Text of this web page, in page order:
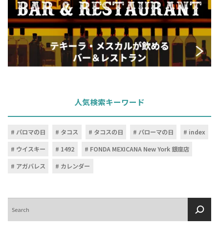
人気検索キーワード
パロマの日 タコス タコスの日 パローマの日
index
ウイスキー
1492
FONDA MEXICANA New York 銀座店
アガバレス
カレンダー
索